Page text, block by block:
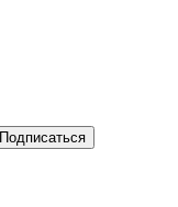
Подписаться